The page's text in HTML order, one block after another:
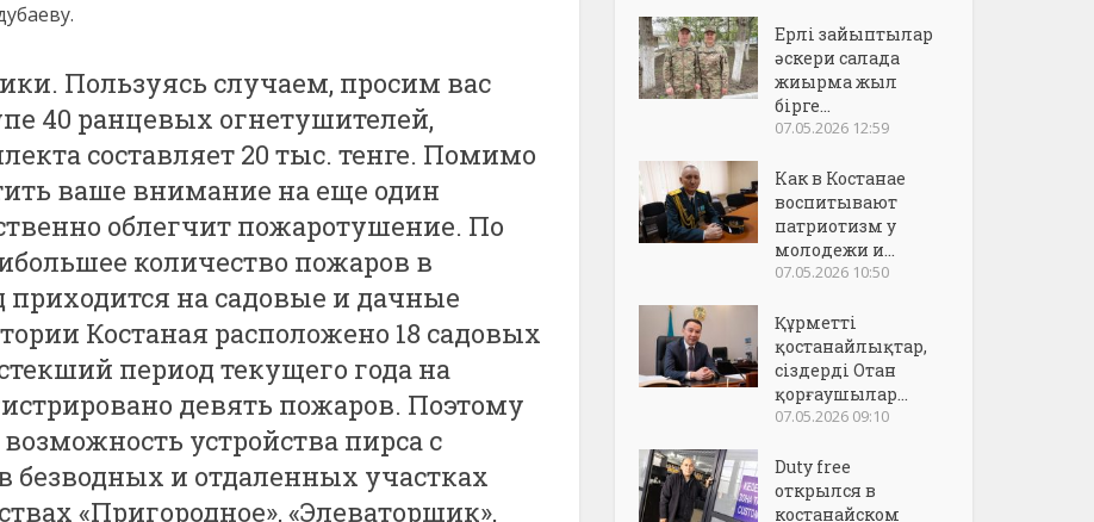
Пользуясь случаем, просим вас
40 ранцевых огнетушителей,
составляет 20 тыс. тенге. Помимо
ваше внимание на еще один
облегчит пожаротушение. По
количество пожаров в
на садовые и дачные
Костаная расположено 18 садовых
период текущего года на
девять пожаров. Поэтому
устройства пирса с
и отдаленных участках
«Пригородное», «Элеваторщик»,
Ерлі зайыптылар
әскери салада
жиырма жыл
бірге...
07.05.2026 12:59
Как в Костанае
воспитывают
патриотизм у
молодежи и...
07.05.2026 10:50
Құрметті
қостанайлықтар,
сіздерді Отан
қорғаушылар...
07.05.2026 09:10
Duty free
открылся в
костанайском